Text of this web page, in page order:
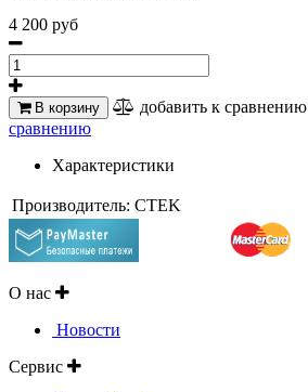
4 200 руб
В корзину добавить к сравнению
сравнению
Характеристики
Производитель: CTEK
О нас
Новости
Сервис